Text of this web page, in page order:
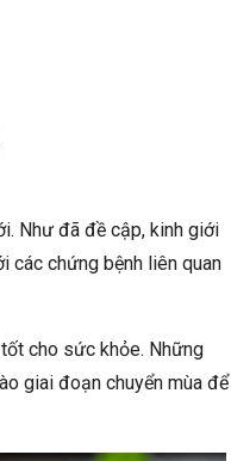
Như đã đề cập, kinh giới
các chứng bệnh liên quan
cho sức khỏe. Những
giai đoạn chuyển mùa để